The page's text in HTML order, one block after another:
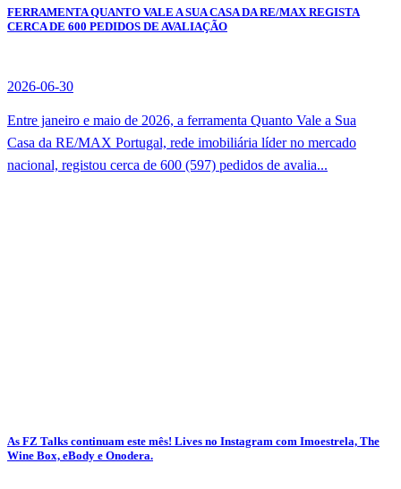
FERRAMENTA QUANTO VALE A SUA CASA DA RE/MAX REGISTA
CERCA DE 600 PEDIDOS DE AVALIAÇÃO
2026-06-30
Entre janeiro e maio de 2026, a ferramenta Quanto Vale a Sua
Casa da RE/MAX Portugal, rede imobiliária líder no mercado
nacional, registou cerca de 600 (597) pedidos de avalia...
As FZ Talks continuam este mês! Lives no Instagram com Imoestrela, The
Wine Box, eBody e Onodera.